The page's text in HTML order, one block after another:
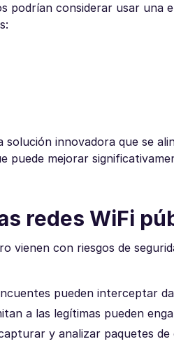
podrían considerar usar una
innovadora que se
puede mejorar
redes WiFi
vienen con riesgos de
pueden interceptar
a las legítimas pueden
y analizar paquetes